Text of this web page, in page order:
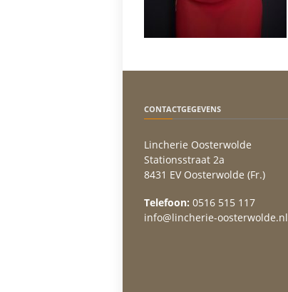
CONTACTGEGEVENS
Lincherie Oosterwolde
Stationsstraat 2a
8431 EV Oosterwolde (Fr.)
Telefoon: 0516 515 117
info@lincherie-oosterwolde.nl